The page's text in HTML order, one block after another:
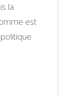
la
est